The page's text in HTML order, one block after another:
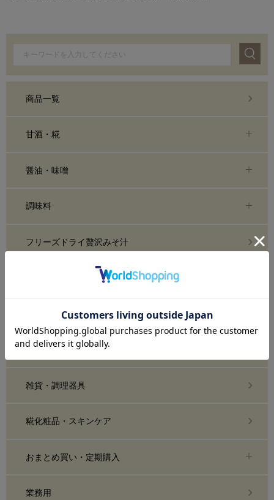
商品一覧
甘酒・糀
醤油・味噌
調味料
フリーズドライ贅沢みそ汁
ご飯のお供・まごはやさしいこ
スイーツ・こめトはな
ギフト
雑貨・調理器具
糀化粧品・スキンケア
おまとめ買い・定期購入
業務用